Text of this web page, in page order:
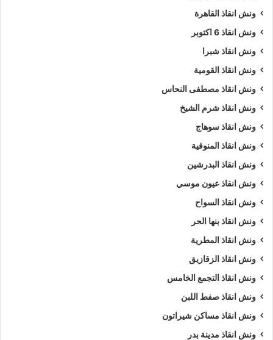
ونش انقاذ القاهرة
ونش انقاذ 6 اكتوبر
ونش انقاذ شبرا
ونش انقاذ القومية
ونش انقاذ مصطفى النحاس
ونش انقاذ شرم الشيخ
ونش انقاذ سوهاج
ونش انقاذ المنوفية
ونش انقاذ البدرشين
ونش انقاذ عيون موسي
ونش انقاذ السواح
ونش انقاذ بنها الحر
ونش انقاذ المطرية
ونش انقاذ الزقازيق
ونش انقاذ التجمع الخامس
ونش انقاذ صفط اللبن
ونش انقاذ مساكن شيراتون
ونش انقاذ مدينة بدر